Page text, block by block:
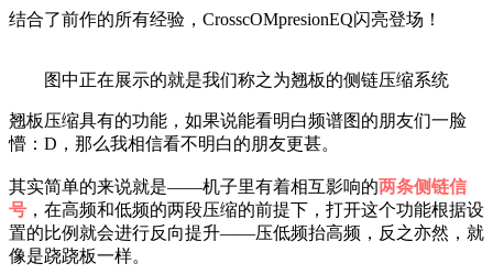
结合了前作的所有经验，CrosscOMpresionEQ闪亮登场！
图中正在展示的就是我们称之为翘板的侧链压缩系统
翘板压缩具有的功能，如果说能看明白频谱图的朋友们一脸
懵：D，那么我相信看不明白的朋友更甚。
其实简单的来说就是——机子里有着相互影响的两条侧链信
号 ，在高频和低频的两段压缩的前提下，打开这个功能根据设
置的比例就会进行反向提升——压低频抬高频，反之亦然，就
像是跷跷板一样。